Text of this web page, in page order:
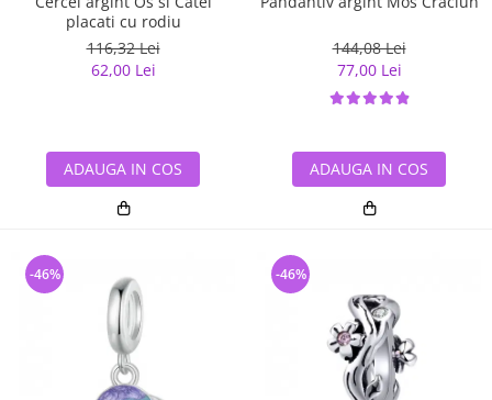
placati cu rodiu
116,32 Lei
62,00 Lei
ADAUGA IN COS
144,08 Lei
77,00 Lei
ADAUGA IN COS
-46% -46%